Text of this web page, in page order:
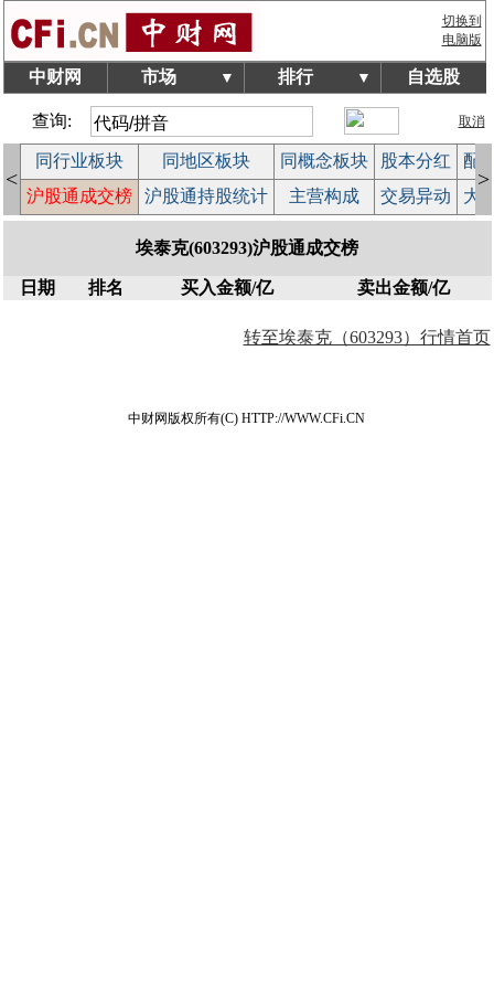
切换到
电脑版
中财网 市场 ▼ 排行 ▼ 自选股
查询: 取消
<
同行业板块 同地区板块 同概念板块 股本分红
配
沪股通成交榜 沪股通持股统计 主营构成 交易异动 大
>
埃泰克(603293)沪股通成交榜
日期 排名 买入金额/亿 卖出金额/亿
转至埃泰克（603293）行情首页
中财网版权所有(C) HTTP://WWW.CFi.CN